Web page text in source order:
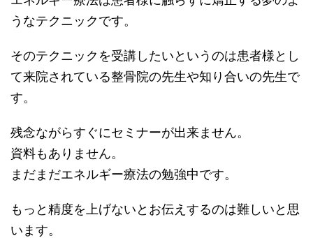
うなテクニックです。
そのテクニックを受講したいというのは患者様とし
て来院されている整骨院の先生や知り合いの先生で
す。
残念ながらすぐにセミナーが出来ません。
資料もありません。
まだまだエネルギー療法の勉強中です。
もっと精度を上げないとお伝えするのは難しいと思
います。